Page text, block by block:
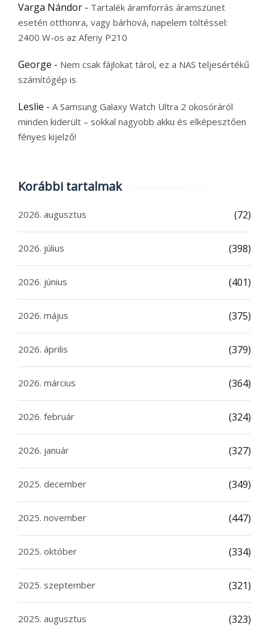
Varga Nándor - Tartalék áramforrás áramszünet
esetén otthonra, vagy bárhová, napelem töltéssel:
2400 W-os az Aferiy P210
George - Nem csak fájlokat tárol, ez a NAS teljesértékű
számítógép is
Leslie - A Samsung Galaxy Watch Ultra 2 okosóráról
minden kiderült – sokkal nagyobb akku és elképesztően
fényes kijelző!
Korábbi tartalmak
2026. augusztus (72)
2026. július (398)
2026. június (401)
2026. május (375)
2026. április (379)
2026. március (364)
2026. február (324)
2026. január (327)
2025. december (349)
2025. november (447)
2025. október (334)
2025. szeptember (321)
2025. augusztus (323)